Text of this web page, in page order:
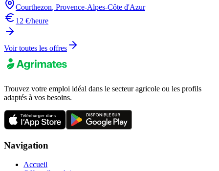
Courthezon, Provence-Alpes-Côte d'Azur
12 €/heure
Voir toutes les offres
Trouvez votre emploi idéal dans le secteur agricole ou les profils
adaptés à vos besoins.
Navigation
Accueil